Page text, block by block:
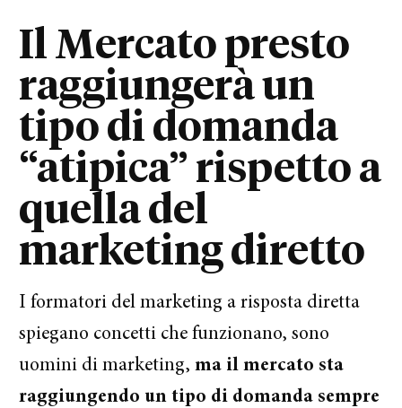
Il Mercato presto
raggiungerà un
tipo di domanda
“atipica” rispetto a
quella del
marketing diretto
I formatori del marketing a risposta diretta
spiegano concetti che funzionano, sono
uomini di marketing,ma il mercato sta
raggiungendo un tipo di domanda sempre